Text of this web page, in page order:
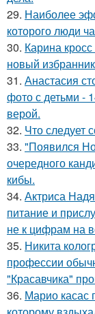
29. Наиболее
которого люди
30. Карина
новый
31. Анастасия
фото с детьми -
верой.
32. Что следует
33. "Появился
очередного
кибы.
34. Актриса
питание и
не к цифрам на
35. Никита
профессии
"Красавчика"
36. Марио касас